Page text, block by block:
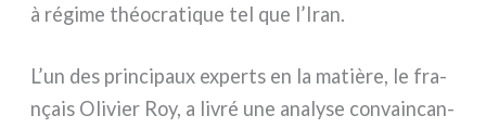
à régi­me théo­cra­ti­que tel que l’Iran.
L’un des prin­ci­paux experts en la matiè­re, le fra­
nçais Olivier Roy, a livré une ana­ly­se con­vain­can­